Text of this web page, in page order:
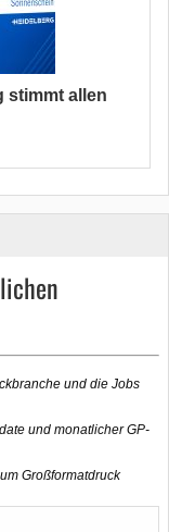
stimmt allen
und die Jobs
und monatlicher GP-
Großformatdruck